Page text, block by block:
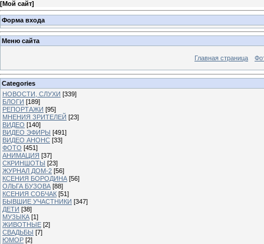
[Мой сайт]
Форма входа
Меню сайта
Главная страница
Categories
НОВОСТИ, СЛУХИ [339]
БЛОГИ [189]
РЕПОРТАЖИ [95]
МНЕНИЯ ЗРИТЕЛЕЙ [23]
ВИДЕО [140]
ВИДЕО ЭФИРЫ [491]
ВИДЕО АНОНС [33]
ФОТО [451]
АНИМАЦИЯ [37]
СКРИНШОТЫ [23]
ЖУРНАЛ ДОМ-2 [56]
КСЕНИЯ БОРОДИНА [56]
ОЛЬГА БУЗОВА [88]
КСЕНИЯ СОБЧАК [51]
БЫВШИЕ УЧАСТНИКИ [347]
ДЕТИ [38]
МУЗЫКА [1]
ЖИВОТНЫЕ [2]
СВАДЬБЫ [7]
ЮМОР [2]